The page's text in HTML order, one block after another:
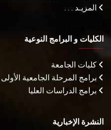
المزيـد . . .
الكليات و البرامج النوعية
كليات الجامعة
برامج المرحلة الجامعية الأولى
برامج الدراسات العليا
النشرة الإخبارية